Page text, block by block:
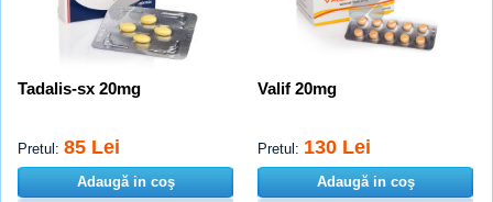
Tadalis-sx 20mg
Pretul: 85 Lei
Adaugă in coş
Valif 20mg
Pretul: 130 Lei
Adaugă in coş